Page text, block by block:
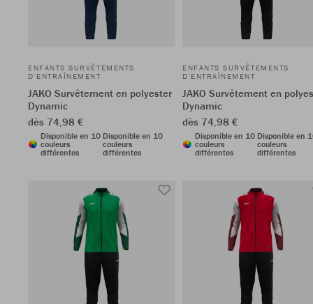
ENFANTS SURVÊTEMENTS
D'ENTRAÎNEMENT
JAKO Survêtement en polyester
Dynamic
dès 74,98 €
Disponible en 10
couleurs
différentes
Disponible en 10
couleurs
différentes
ENFANTS SURVÊTEMENTS
D'ENTRAÎNEMENT
JAKO Survêtement en
Dynamic
dès 74,98 €
Disponible en 10
couleurs
différentes
Disponible en
couleurs
différentes